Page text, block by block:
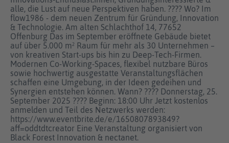
alle, die Lust auf neue Perspektiven haben. ???? Wo? Im
flow1986 - dem neuen Zentrum für Gründung, Innovation
& Technologie. Am alten Schlachthof 14, 77652
Offenburg Das im September eröffnete Gebäude bietet
auf über 5.000 m² Raum für mehr als 30 Unternehmen –
von kreativen Start-ups bis hin zu Deep-Tech-Firmen.
Modernen Co-Working-Spaces, flexibel nutzbare Büros
sowie hochwertig ausgestatte Veranstaltungsflächen
schaffen eine Umgebung, in der Ideen gedeihen und
Synergien entstehen können. Wann? ????️ Donnerstag, 25.
September 2025 ???? Beginn: 18:00 Uhr Jetzt kostenlos
anmelden und Teil des Netzwerks werden:
https://www.eventbrite.de/e/1650807893849?
aff=oddtdtcreator Eine Veranstaltung organisiert von
Black Forest Innovation & nectanet.